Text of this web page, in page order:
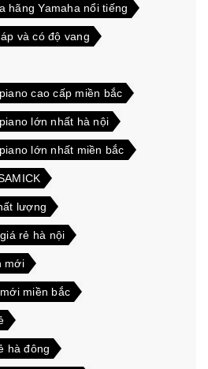
hãng Yamaha nổi tiếng
và có độ vang
cao cấp miền bắc
lớn nhất hà nội
lớn nhất miền bắc
lượng
rẻ hà nội
mới
miền bắc
hà đông